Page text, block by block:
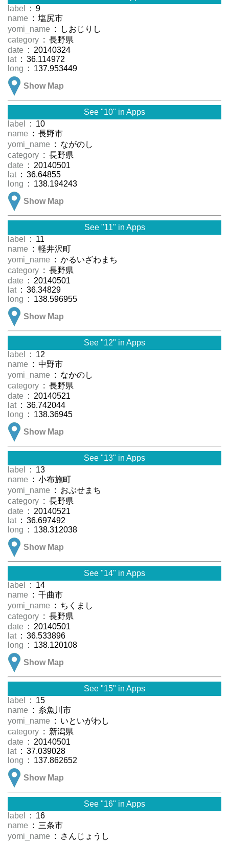
label
: 9
name : 塩尻市
yomi_name : しおじりし
category : 長野県
date : 20140324
lat : 36.114972
long : 137.953449
Show Map
See "10" in Apps
label
: 10
name : 長野市
yomi_name : ながのし
category : 長野県
date : 20140501
lat : 36.64855
long : 138.194243
Show Map
See "11" in Apps
label
: 11
name : 軽井沢町
yomi_name : かるいざわまち
category : 長野県
date : 20140501
lat : 36.34829
long : 138.596955
Show Map
See "12" in Apps
label
: 12
name : 中野市
yomi_name : なかのし
category : 長野県
date : 20140521
lat : 36.742044
long : 138.36945
Show Map
See "13" in Apps
label
: 13
name : 小布施町
yomi_name : おぶせまち
category : 長野県
date : 20140521
lat : 36.697492
long : 138.312038
Show Map
See "14" in Apps
label
: 14
name : 千曲市
yomi_name : ちくまし
category : 長野県
date : 20140501
lat : 36.533896
long : 138.120108
Show Map
See "15" in Apps
label
: 15
name : 糸魚川市
yomi_name : いといがわし
category : 新潟県
date : 20140501
lat : 37.039028
long : 137.862652
Show Map
See "16" in Apps
label
: 16
name : 三条市
yomi_name : さんじょうし